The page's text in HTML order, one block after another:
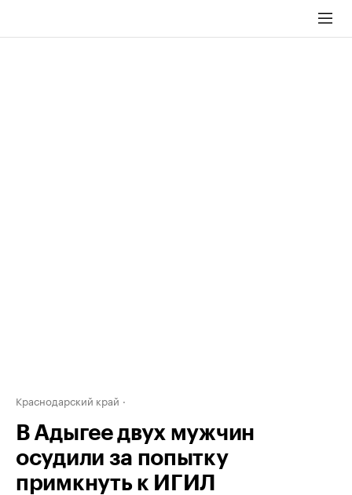
Краснодарский край
В Адыгее двух мужчин
осудили за попытку
примкнуть к ИГИЛ